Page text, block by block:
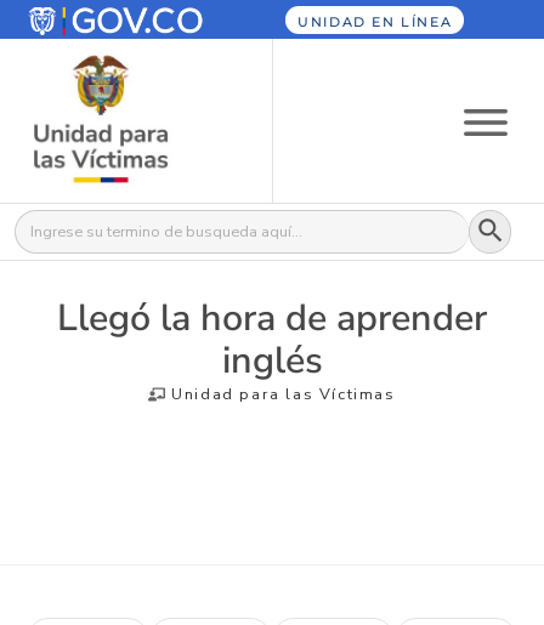
UNIDAD EN LÍNEA
Buscar: Botón
Llegó la hora de aprender
inglés
Unidad para las Víctimas